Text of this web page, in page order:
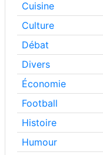
Cuisine
Culture
Débat
Divers
Économie
Football
Histoire
Humour